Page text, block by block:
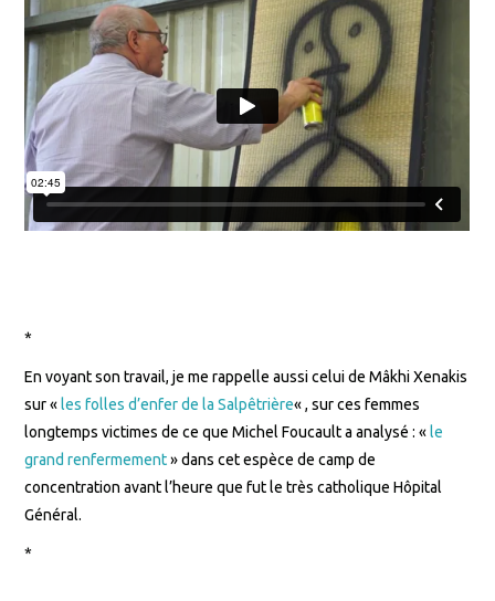
*
En voyant son travail, je me rappelle aussi celui de Mâkhi Xenakis
sur « les folles d’enfer de la Salpêtrière« , sur ces femmes
longtemps victimes de ce que Michel Foucault a analysé : « le
grand renfermement» dans cet espèce de camp de
concentration avant l’heure que fut le très catholique Hôpital
Général.
*